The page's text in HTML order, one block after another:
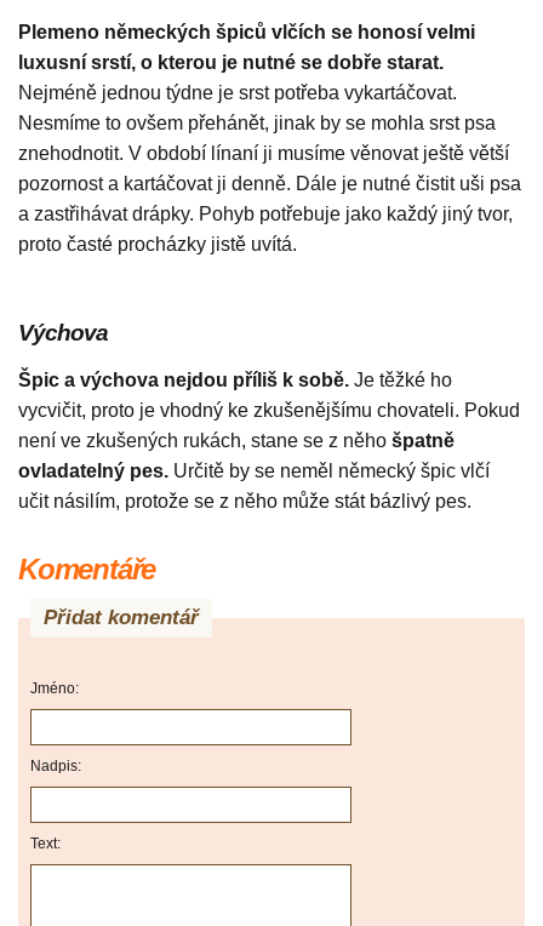
Plemeno německých špiců vlčích se honosí velmi
luxusní srstí, o kterou je nutné se dobře starat.
Nejméně jednou týdne je srst potřeba vykartáčovat.
Nesmíme to ovšem přehánět, jinak by se mohla srst psa
znehodnotit. V období línaní ji musíme věnovat ještě větší
pozornost a kartáčovat ji denně. Dále je nutné čistit uši psa
a zastřihávat drápky. Pohyb potřebuje jako každý jiný tvor,
proto časté procházky jistě uvítá.
Výchova
Špic a výchova nejdou příliš k sobě. Je těžké ho
vycvičit, proto je vhodný ke zkušenějšímu chovateli. Pokud
není ve zkušených rukách, stane se z něho špatně
ovladatelný pes. Určitě by se neměl německý špic vlčí
učit násilím, protože se z něho může stát bázlivý pes.
Komentáře
Přidat komentář
Jméno:
Nadpis:
Text: